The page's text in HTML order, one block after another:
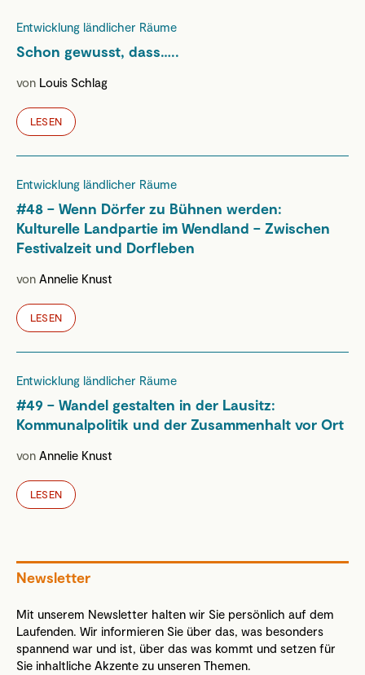
Entwicklung ländlicher Räume
Schon gewusst, dass…..
von Louis Schlag
LESEN
Entwicklung ländlicher Räume
#48 – Wenn Dörfer zu Bühnen werden:
Kulturelle Landpartie im Wendland – Zwischen
Festivalzeit und Dorfleben
von Annelie Knust
LESEN
Entwicklung ländlicher Räume
#49 – Wandel gestalten in der Lausitz:
Kommunalpolitik und der Zusammenhalt vor Ort
von Annelie Knust
LESEN
Newsletter
Mit unserem Newsletter halten wir Sie persönlich auf dem
Laufenden. Wir informieren Sie über das, was besonders
spannend war und ist, über das was kommt und setzen für
Sie inhaltliche Akzente zu unseren Themen.